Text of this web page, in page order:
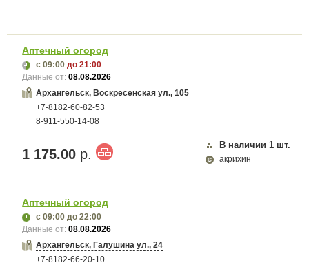
Карта загружается...
Аптечный огород
с 09:00 до 21:00
Данные от:08.08.2026
Архангельск, Воскресенская ул., 105
+7-8182-60-82-53
8-911-550-14-08
1 175.00 р.
В наличии 1 шт.
акрихин
Аптечный огород
с 09:00 до 22:00
Данные от:08.08.2026
Архангельск, Галушина ул., 24
+7-8182-66-20-10